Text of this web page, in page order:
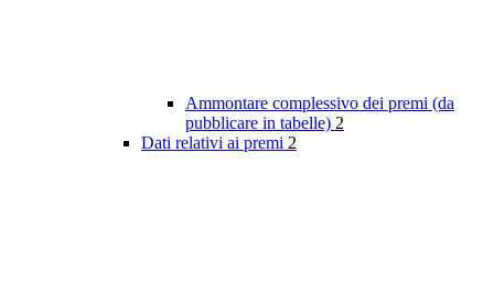
Ammontare complessivo dei premi (da
pubblicare in tabelle) 2
Dati relativi ai premi 2